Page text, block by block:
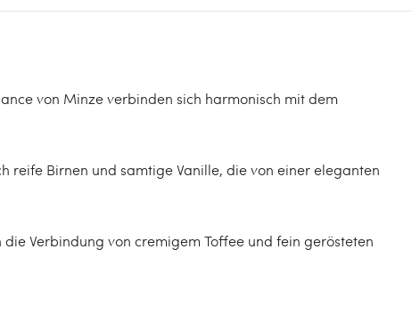
von Minze verbinden sich harmonisch mit dem
reife Birnen und samtige Vanille, die von einer eleganten
Verbindung von cremigem Toffee und fein gerösteten